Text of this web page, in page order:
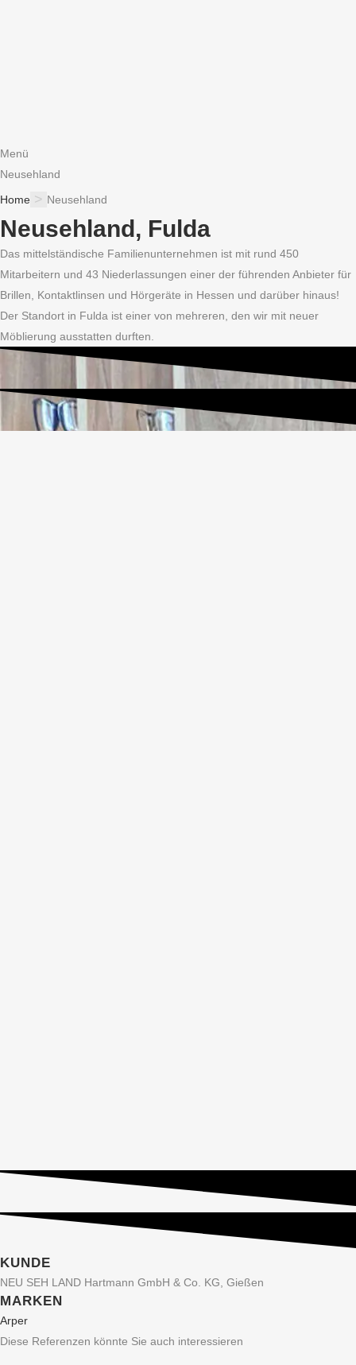
Menü
Neusehland
Home > Neusehland
Neusehland, Fulda
Das mittelständische Familienunternehmen ist mit rund 450
Mitarbeitern und 43 Niederlassungen einer der führenden Anbieter für
Brillen, Kontaktlinsen und Hörgeräte in Hessen und darüber hinaus!
Der Standort in Fulda ist einer von mehreren, den wir mit neuer
Möblierung ausstatten durften.
KUNDE
NEU SEH LAND Hartmann GmbH & Co. KG, Gießen
MARKEN
Arper
Diese Referenzen könnte Sie auch interessieren